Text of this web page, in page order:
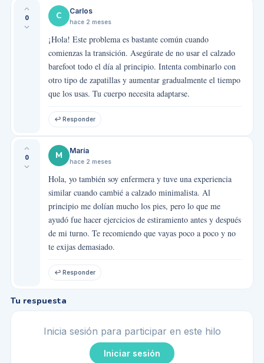
0 C Carlos
hace 2 meses
¡Hola! Este problema es bastante común cuando
comienzas la transición. Asegúrate de no usar el calzado
barefoot todo el día al principio. Intenta combinarlo con
otro tipo de zapatillas y aumentar gradualmente el tiempo
que los usas. Tu cuerpo necesita adaptarse.
↩ Responder
0 M María
hace 2 meses
Hola, yo también soy enfermera y tuve una experiencia
similar cuando cambié a calzado minimalista. Al
principio me dolían mucho los pies, pero lo que me
ayudó fue hacer ejercicios de estiramiento antes y después
de mi turno. Te recomiendo que vayas poco a poco y no
te exijas demasiado.
↩ Responder
Tu respuesta
Inicia sesión para participar en este hilo
Iniciar sesión